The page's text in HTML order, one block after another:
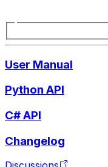
User Manual
Python API
C# API
Changelog